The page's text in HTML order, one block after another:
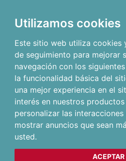
Utilizamos cookies
Este sitio web utiliza cookies
de seguimiento para mejorar
navegación con los
la funcionalidad básica del
una mejor experiencia en el
interés en nuestros
personalizar las
mostrar anuncios que sean
usted.
ACEPTAR